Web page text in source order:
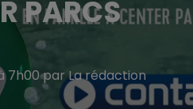
PARCS
à 7h00 par La rédaction